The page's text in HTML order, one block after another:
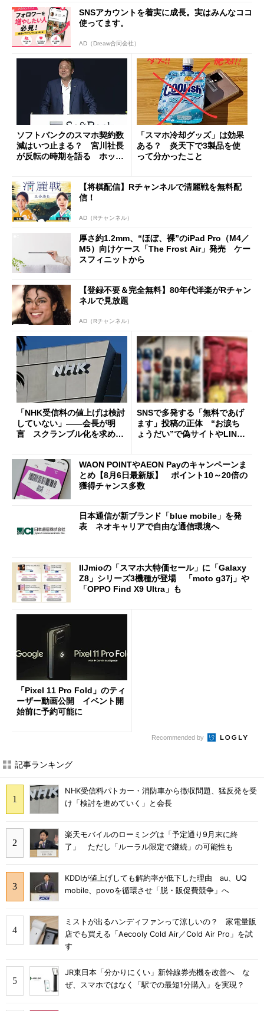
SNSアカウントを着実に成長。実はみんなココ
使ってます。
AD（Dreaw合同会社）
ソフトバンクのスマホ契約数
減はいつ止まる？ 宮川社長
が反転の時期を語る ホッピ
「スマホ冷却グッズ」は効果
ある？ 炎天下で3製品を使
って分かったこと
【将棋配信】Rチャンネルで清麗戦を無料配
信！
AD（Rチャンネル）
厚さ約1.2mm、“ほぼ、裸”のiPad Pro（M4／
M5）向けケース「The Frost Air」発売 ケー
スフィニットから
【登録不要＆完全無料】80年代洋楽がRチャン
ネルで見放題
AD（Rチャンネル）
「NHK受信料の値上げは検討
していない」――会長が明
言 スクランブル化を求める
SNSで多発する「無料であげ
ます」投稿の正体 “お涙ち
ょうだい”で偽サイトやLINE
WAON POINTやAEON Payのキャンペーンま
とめ【8月6日最新版】 ポイント10～20倍の
獲得チャンス多数
日本通信が新ブランド「blue mobile」を発
表 ネオキャリアで自由な通信環境へ
IIJmioの「スマホ大特価セール」に「Galaxy
Z8」シリーズ3機種が登場 「moto g37j」や
「OPPO Find X9 Ultra」も
「Pixel 11 Pro Fold」のティ
ーザー動画公開 イベント開
始前に予約可能に
Recommended by
記事ランキング
NHK受信料パトカー・消防車から徴収問題、猛反発を受
け「検討を進めていく」と会長
楽天モバイルのローミングは「予定通り9月末に終
了」 ただし「ルーラル限定で継続」の可能性も
KDDIが値上げしても解約率が低下した理由 au、UQ
mobile、povoを循環させ「脱・販促費競争」へ
ミストが出るハンディファンって涼しいの？ 家電量販
店でも買える「Aecooly Cold Air／Cold Air Pro」を試
す
JR東日本「分かりにくい」新幹線券売機を改善へ な
ぜ、スマホではなく「駅での最短1分購入」を実現？